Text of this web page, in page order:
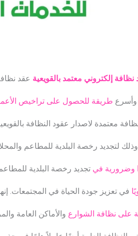
إلكتروني معتمد بالقويعية عقد
طريقة للحصول على تراخيص
معتمدة لاصدار عقود النظافة
وذلك لتجديد رخصة البلدية للمطاعم
وضرورية في تجديد رخصة البلدية
في تعزيز جودة الحياة في المجتمعات.
على نظافة الشوارع والأماكن العامة